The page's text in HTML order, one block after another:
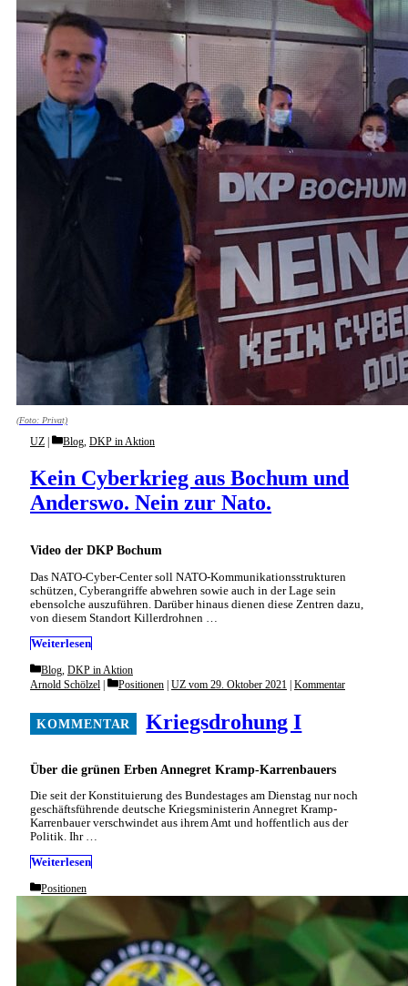
(Foto: Privat)
Video der DKP Bochum
Kein Cyberkrieg aus Bochum und
Anderswo. Nein zur Nato.
UZ Categories
Blog DKP in Aktion
Das NATO-Cyber-Center soll NATO-Kommunikationsstrukturen
schützen, Cyberangriffe abwehren sowie auch in der Lage sein
ebensolche auszuführen. Darüber hinaus dienen diese Zentren dazu,
von diesem Standort Killerdrohnen …
Weiterlesen
Categories
Blog DKP in Aktion
Über die grünen Erben Annegret Kramp-Karrenbauers
Kriegsdrohung I
Arnold Schölzel Categories
Positionen | UZ vom 29. Oktober 2021 | Kommentar
Die seit der Konstituierung des Bundestages am Dienstag nur noch
geschäftsführende deutsche Kriegsministerin Annegret Kramp-
Karrenbauer verschwindet aus ihrem Amt und hoffentlich aus der
Politik. Ihr …
Weiterlesen
Categories
Positionen